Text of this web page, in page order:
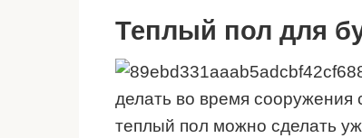
Теплый пол для
делать во время сооружения
теплый пол можно сделать